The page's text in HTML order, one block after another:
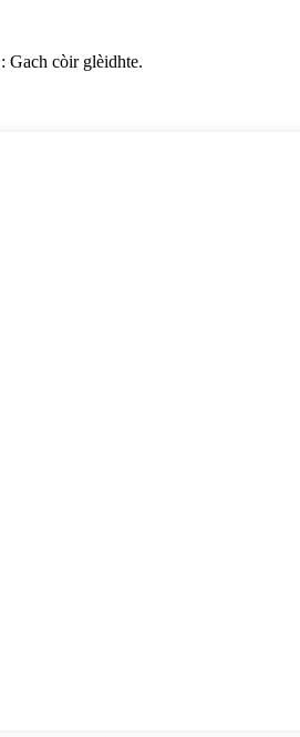
Gach còir glèidhte.